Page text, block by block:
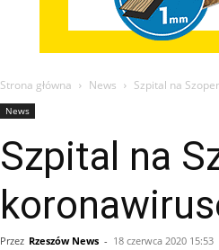
Strona główna News Szpital na
News
Szpital na
Przez Rzeszów News - 18 czerwca 2020 15:53